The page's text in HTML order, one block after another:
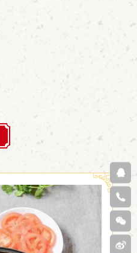
在线
客服
400-
808-
扫码